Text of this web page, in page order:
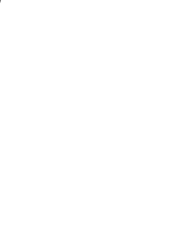
(set 10bc) quantity